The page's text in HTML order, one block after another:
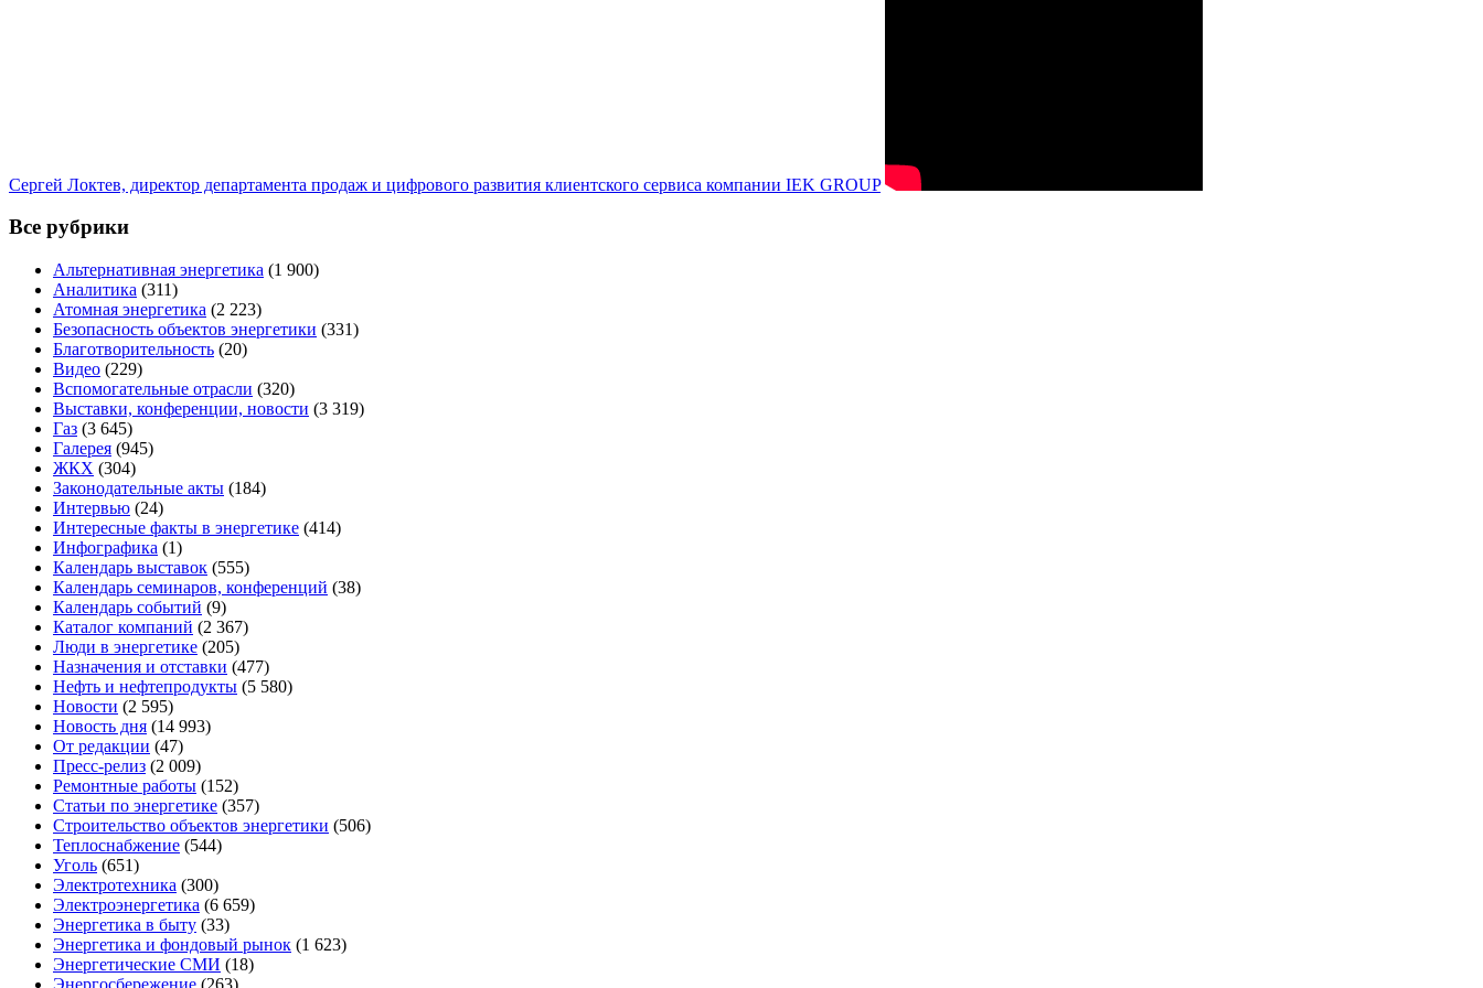
Сергей Локтев, директор департамента продаж и цифрового развития клиентского сервиса компании IEK GROUP
Все рубрики
Альтернативная энергетика (1 900)
Аналитика (311)
Атомная энергетика (2 223)
Безопасность объектов энергетики (331)
Благотворительность (20)
Видео (229)
Вспомогательные отрасли (320)
Выставки, конференции, новости (3 319)
Газ (3 645)
Галерея (945)
ЖКХ (304)
Законодательные акты (184)
Интервью (24)
Интересные факты в энергетике (414)
Инфографика (1)
Календарь выставок (555)
Календарь семинаров, конференций (38)
Календарь событий (9)
Каталог компаний (2 367)
Люди в энергетике (205)
Назначения и отставки (477)
Нефть и нефтепродукты (5 580)
Новости (2 595)
Новость дня (14 993)
От редакции (47)
Пресс-релиз (2 009)
Ремонтные работы (152)
Статьи по энергетике (357)
Строительство объектов энергетики (506)
Теплоснабжение (544)
Уголь (651)
Электротехника (300)
Электроэнергетика (6 659)
Энергетика в быту (33)
Энергетика и фондовый рынок (1 623)
Энергетические СМИ (18)